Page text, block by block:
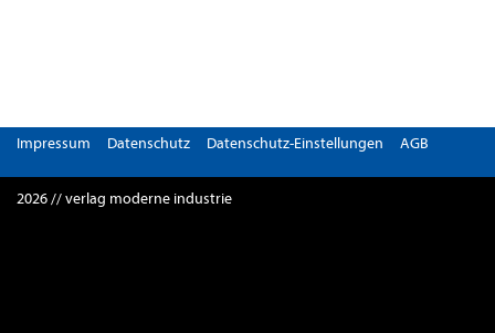
Impressum Datenschutz Datenschutz-Einstellungen AGB
2026 // verlag moderne industrie